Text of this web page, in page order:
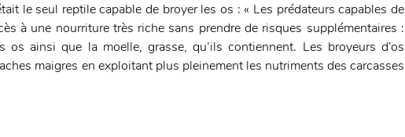
le seul reptile capable de broyer les os : « Les prédateurs capables de
à une nourriture très riche sans prendre de risques supplémentaires :
os ainsi que la moelle, grasse, qu’ils contiennent. Les broyeurs d’os
maigres en exploitant plus pleinement les nutriments des carcasses